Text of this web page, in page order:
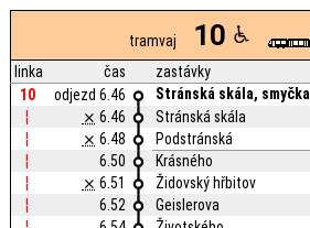
tramvaj 10
linka čas zastávky
10
odjezd 6.46 Stránská skála, smyčka
¦
⨯ 6.46 Stránská skála
¦
⨯ 6.48 Podstránská
¦
6.50 Krásného
¦
⨯ 6.51 Židovský hřbitov
¦
6.52 Geislerova